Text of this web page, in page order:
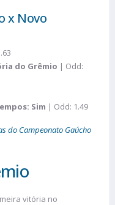
x Novo
do Grêmio | Odd:
Sim | Odd: 1.49
do Campeonato Gaúcho
vitória no